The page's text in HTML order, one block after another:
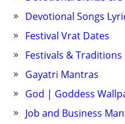
Devotional Songs
Festival Vrat Dates
Festivals & Traditions
Gayatri Mantras
God | Goddess
Job and Business